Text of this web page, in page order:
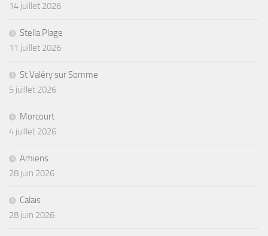
14 juillet 2026
Stella Plage
11 juillet 2026
St Valéry sur Somme
5 juillet 2026
Morcourt
4 juillet 2026
Amiens
28 juin 2026
Calais
28 juin 2026